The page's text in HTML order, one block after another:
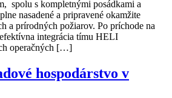
spolu s kompletnými posádkami a
nasadené a pripravené okamžite
a prírodných požiarov. Po príchode na
integrácia tímu HELI
operačných […]
hospodárstvo v